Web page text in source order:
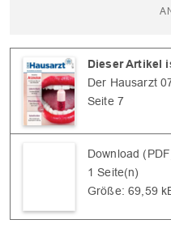
Dieser Artikel
Der Hausarzt
Seite 7
Download
1 Seite(n)
Größe: 69,59